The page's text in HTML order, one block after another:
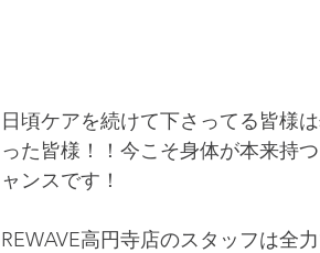
日頃ケアを続けて下さってる皆様
った皆様！！今こそ身体が本来持
ャンスです！
REWAVE高円寺店のスタッフは全